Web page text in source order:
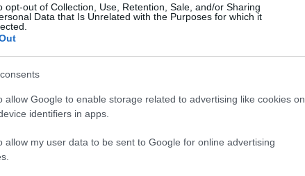
opt-out of Collection, Use, Retention, Sale, and/or Sharing
Data that Is Unrelated with the Purposes for which it
allow Google to enable storage related to advertising like cookies on
identifiers in apps.
allow my user data to be sent to Google for online advertising
922 ezer 538 forintos tartozását.
a főegyházmegyének, miközben az,
minden tőle elvárhatót megtett,
a rábízott állami vagyon értékét